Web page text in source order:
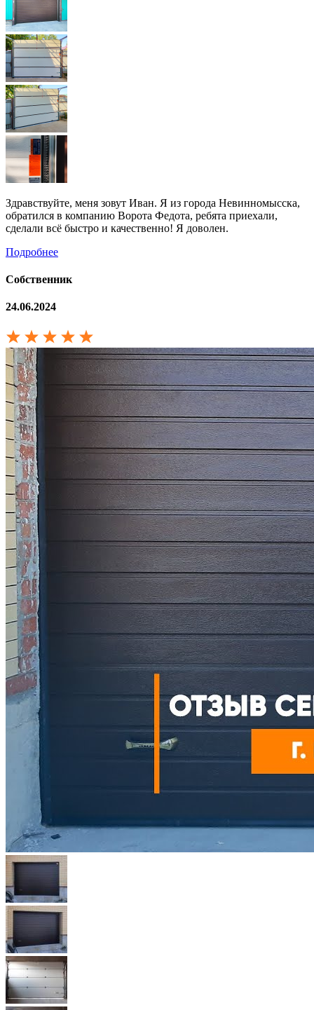
Здравствуйте, меня зовут Иван. Я из города Невинномысска,
обратился в компанию Ворота Федота, ребята приехали,
сделали всё быстро и качественно! Я доволен.
Подробнее
Собственник
24.06.2024